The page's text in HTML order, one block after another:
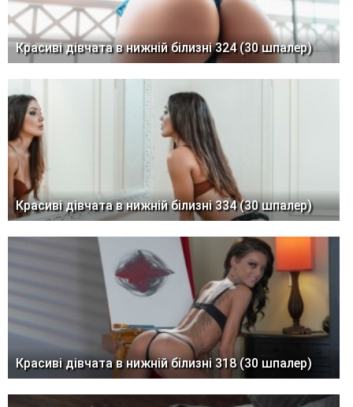
Красиві дівчата в нижній білизні 324 (30 шпалер)
Красиві дівчата в нижній білизні 334 (30 шпалер)
Красиві дівчата в нижній білизні 318 (30 шпалер)